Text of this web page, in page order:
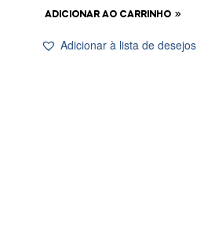
ADICIONAR AO CARRINHO
Adicionar à lista de desejos